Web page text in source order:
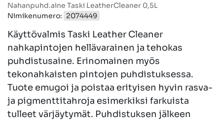
Nahanpuhd.aine Taski LeatherCleaner 0,5L
Nimikenumero: 2074449
Käyttövalmis Taski Leather Cleaner
nahkapintojen hellävarainen ja tehokas
puhdistusaine. Erinomainen myös
tekonahkaisten pintojen puhdistuksessa.
Tuote emugoi ja poistaa erityisen hyvin rasva-
ja pigmenttitahroja esimerkiksi farkuista
tulleet värjäytymät. Puhdistuksen jälkeen